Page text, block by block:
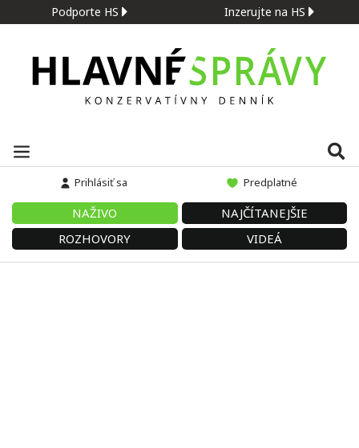
Podporte HS Inzerujte na HS
Prihlásiť sa Predplatné
NAŽIVO
NAJČÍTANEJŠIE
ROZHOVORY
VIDEÁ